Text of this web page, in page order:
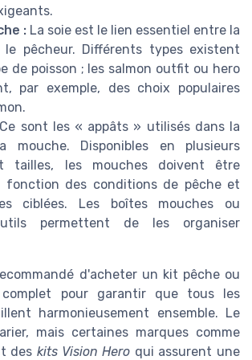
: La soie est le lien essentiel entre la
le pêcheur. Différents types existent
de poisson ; les salmon outfit ou hero
par exemple, des choix populaires
Ce sont les « appâts » utilisés dans la
mouche. Disponibles en plusieurs
tailles, les mouches doivent être
fonction des conditions de pêche et
ciblées. Les boîtes mouches ou
permettent de les organiser
d'acheter un kit pêche ou
pour garantir que tous les
harmonieusement ensemble. Le
mais certaines marques comme
des kits Vision Hero qui assurent une